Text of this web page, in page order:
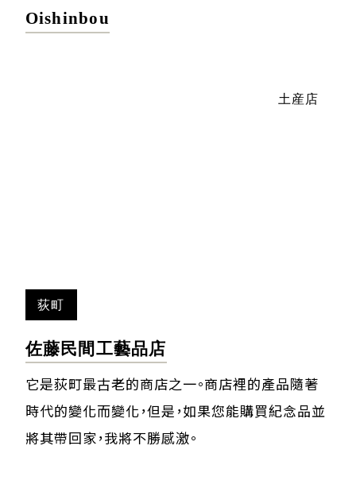
Oishinbou
土産店
荻町
佐藤民間工藝品店
它是荻町最古老的商店之一。商店裡的產品隨著
時代的變化而變化，但是，如果您能購買紀念品並
將其帶回家，我將不勝感激。